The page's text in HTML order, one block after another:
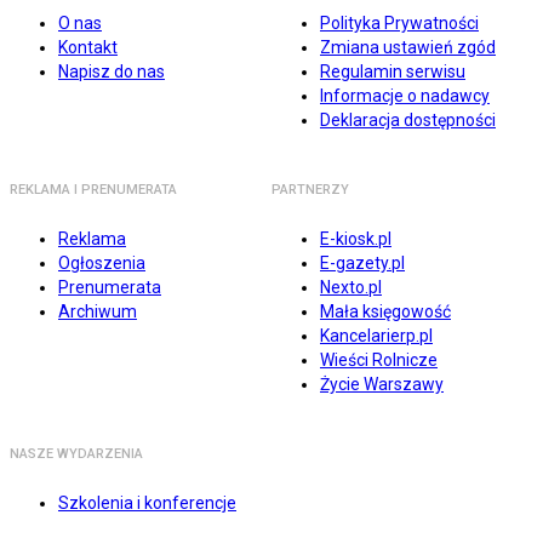
O nas
Kontakt
Napisz do nas
Polityka Prywatności
Zmiana ustawień zgód
Regulamin serwisu
Informacje o nadawcy
Deklaracja dostępności
REKLAMA I PRENUMERATA
Reklama
Ogłoszenia
Prenumerata
Archiwum
PARTNERZY
E-kiosk.pl
E-gazety.pl
Nexto.pl
Mała księgowość
Kancelarierp.pl
Wieści Rolnicze
Życie Warszawy
NASZE WYDARZENIA
Szkolenia i konferencje